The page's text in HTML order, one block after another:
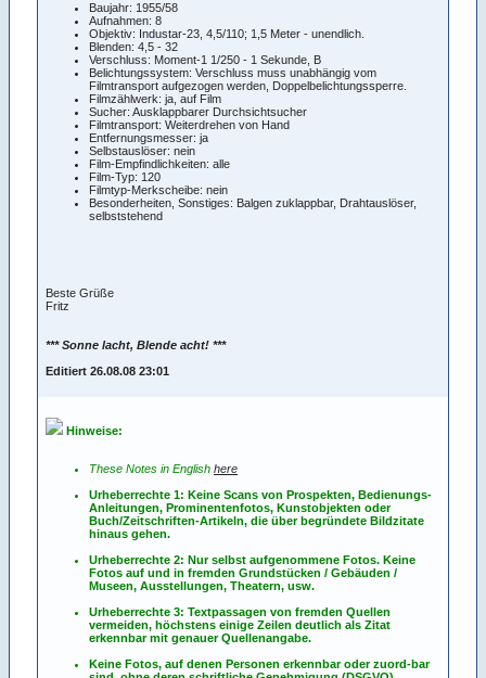
Baujahr: 1955/58
Aufnahmen: 8
Objektiv: Industar-23, 4,5/110; 1,5 Meter - unendlich.
Blenden: 4,5 - 32
Verschluss: Moment-1 1/250 - 1 Sekunde, B
Belichtungssystem: Verschluss muss unabhängig vom
Filmtransport aufgezogen werden, Doppelbelichtungssperre.
Filmzählwerk: ja, auf Film
Sucher: Ausklappbarer Durchsichtsucher
Filmtransport: Weiterdrehen von Hand
Entfernungsmesser: ja
Selbstauslöser: nein
Film-Empfindlichkeiten: alle
Film-Typ: 120
Filmtyp-Merkscheibe: nein
Besonderheiten, Sonstiges: Balgen zuklappbar, Drahtauslöser,
selbststehend
Beste Grüße
Fritz
*** Sonne lacht, Blende acht! ***
Editiert 26.08.08 23:01
Hinweise:
These Notes in English here
Urheberrechte 1: Keine Scans von Prospekten, Bedienungs-
Anleitungen, Prominentenfotos, Kunstobjekten oder
Buch/Zeitschriften-Artikeln, die über begründete Bildzitate
hinaus gehen.
Urheberrechte 2: Nur selbst aufgenommene Fotos. Keine
Fotos auf und in fremden Grundstücken / Gebäuden /
Museen, Ausstellungen, Theatern, usw.
Urheberrechte 3: Textpassagen von fremden Quellen
vermeiden, höchstens einige Zeilen deutlich als Zitat
erkennbar mit genauer Quellenangabe.
Keine Fotos, auf denen Personen erkennbar oder zuord-bar